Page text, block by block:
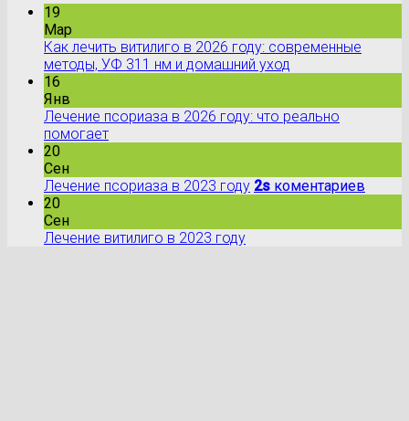
19
Мар
Как лечить витилиго в 2026 году: современные
методы, УФ 311 нм и домашний уход
16
Янв
Лечение псориаза в 2026 году: что реально
помогает
20
Сен
Лечение псориаза в 2023 году 2s коментариев
20
Сен
Лечение витилиго в 2023 году